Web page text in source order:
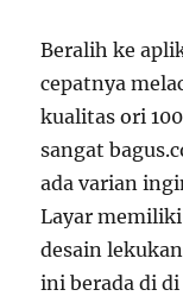
Beralih ke
cepatnya
kualitas ori
sangat
ada varian
Layar
desain
ini berada di